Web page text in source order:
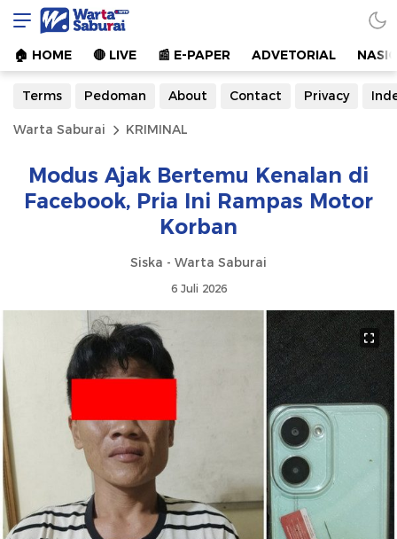
Warta Saburai
Sumber Informasi Terkini
🏠︎ HOME 🔴 LIVE 📰 E-PAPER ADVETORIAL
Terms Pedoman About Contact Privacy
Warta Saburai KRIMINAL
Modus Ajak Bertemu Kenalan di
Facebook, Pria Ini Rampas Motor
Korban
Siska - Warta Saburai
6 Juli 2026